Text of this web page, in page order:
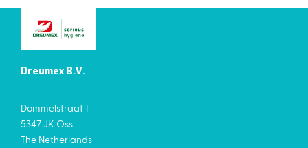
Dreumex B.V.
Dommelstraat 1
5347 JK Oss
The Netherlands